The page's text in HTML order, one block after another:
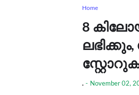
Home
8
. - November 02,